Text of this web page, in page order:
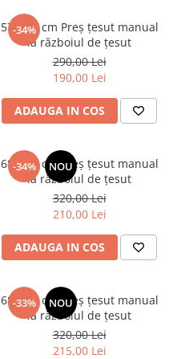
-34%
57x145 cm Preș țesut manual
la războiul de țesut
290,00 Lei
190,00 Lei
ADAUGA IN COS
-34% NOU
68x160 cm Preș țesut manual
la războiul de țesut
320,00 Lei
210,00 Lei
ADAUGA IN COS
-33% NOU
68x165 cm Preș țesut manual
la războiul de țesut
320,00 Lei
215,00 Lei